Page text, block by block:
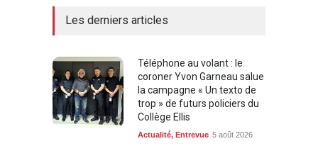
Les derniers articles
Téléphone au volant : le
coroner Yvon Garneau salue
la campagne « Un texto de
trop » de futurs policiers du
Collège Ellis
Actualité, Entrevue 5 août 2026